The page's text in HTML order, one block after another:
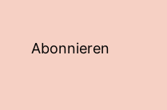
Abonnieren